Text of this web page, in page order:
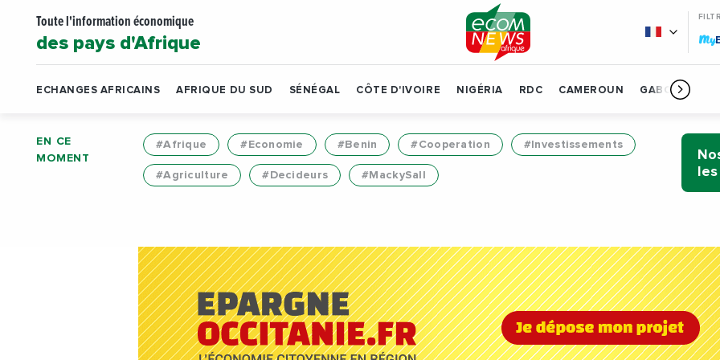
Toute l'information économique
des pays d'Afrique My
ECHANGES AFRICAINS AFRIQUE DU SUD SÉNÉGAL CÔTE D'IVOIRE NIGÉRIA RDC CAMEROUN GABON
EN CE
MOMENT
#Afrique #Economie #Benin #Cooperation #Investissements
#Agriculture #Decideurs #MackySall